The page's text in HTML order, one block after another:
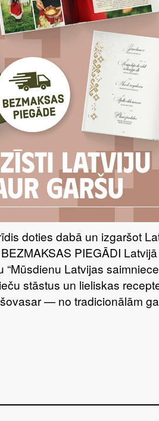
doties dabā un izgaršot
PIEGĀDI
Latvijas
stāstus un lieliskas
— no tradicionālām